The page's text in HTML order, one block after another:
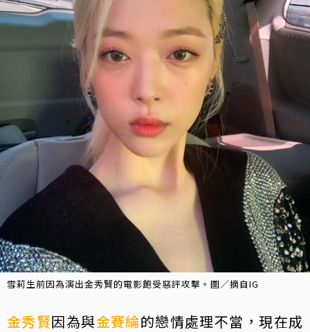
雪莉生前因為演出金秀賢的電影飽受惡評攻擊。圖／摘自IG
金秀賢因為與金賽綸的戀情處理不當，現在成